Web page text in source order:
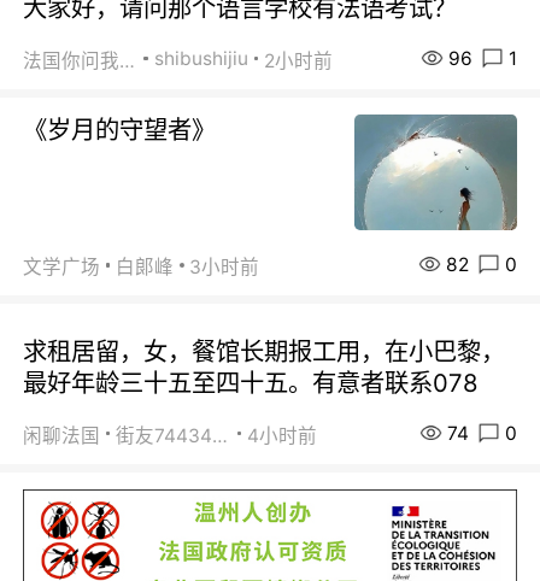
大家好，请问那个语言学校有法语考试？
法国你问我答 shibushijiu 2小时前 96 1
《岁月的守望者》
文学广场 白郞峰 3小时前 82 0
求租居留，女，餐馆长期报工用，在小巴黎，
最好年龄三十五至四十五。有意者联系078
闲聊法国 街友74434350 4小时前 74 0